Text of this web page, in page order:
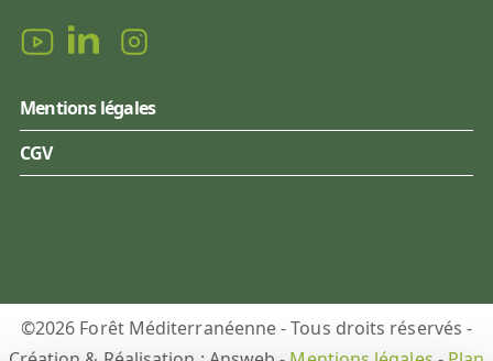
Mentions légales
CGV
©2026 Forêt Méditerranéenne - Tous droits réservés -